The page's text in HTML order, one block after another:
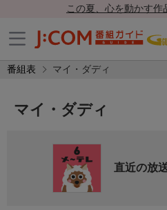
この夏、心を動かす作
番組表 マイ・ダディ
マイ・ダディ
直近の放